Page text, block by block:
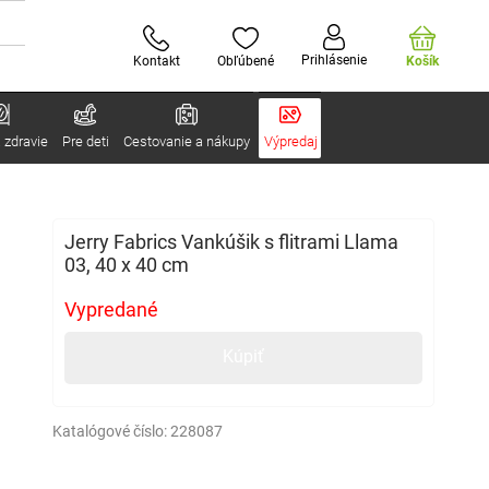
Kontakt Obľúbené Prihlásenie Košík
zdravie Pre deti Cestovanie a nákupy Výpredaj
Jerry Fabrics Vankúšik s flitrami Llama
03, 40 x 40 cm
Vypredané
Katalógové číslo:228087